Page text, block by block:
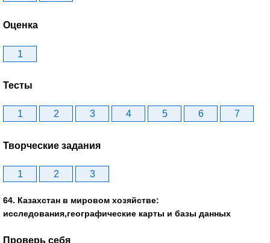
Оценка
1
Тесты
1 2 3 4 5 6 7
Творческие задания
1 2 3
64. Казахстан в мировом хозяйстве:
исследования,географические карты и базы данных
Проверь себя